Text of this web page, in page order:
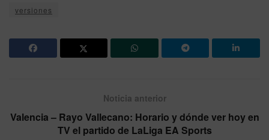
versiones
Noticia anterior
Valencia – Rayo Vallecano: Horario y dónde ver hoy en
TV el partido de LaLiga EA Sports